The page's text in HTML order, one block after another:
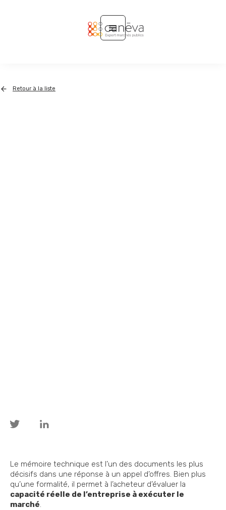
Retour à la liste
Le mémoire technique est l’un des documents les plus
décisifs dans une réponse à un appel d’offres. Bien plus
qu’une formalité, il permet à l’acheteur d’évaluer la
capacité réelle de l’entreprise à exécuter le
marché.